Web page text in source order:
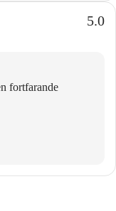
5.0
fortfarande